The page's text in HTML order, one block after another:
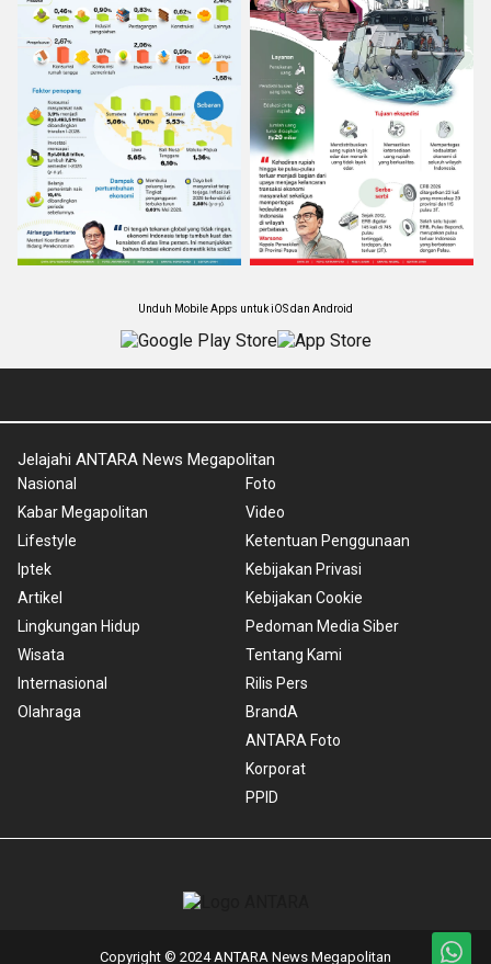
Unduh Mobile Apps untuk iOS dan Android
Jelajahi ANTARA News Megapolitan
Nasional
Kabar Megapolitan
Lifestyle
Iptek
Artikel
Lingkungan Hidup
Wisata
Internasional
Olahraga
Foto
Video
Ketentuan Penggunaan
Kebijakan Privasi
Kebijakan Cookie
Pedoman Media Siber
Tentang Kami
Rilis Pers
BrandA
ANTARA Foto
Korporat
PPID
Copyright © 2024 ANTARA News Megapolitan